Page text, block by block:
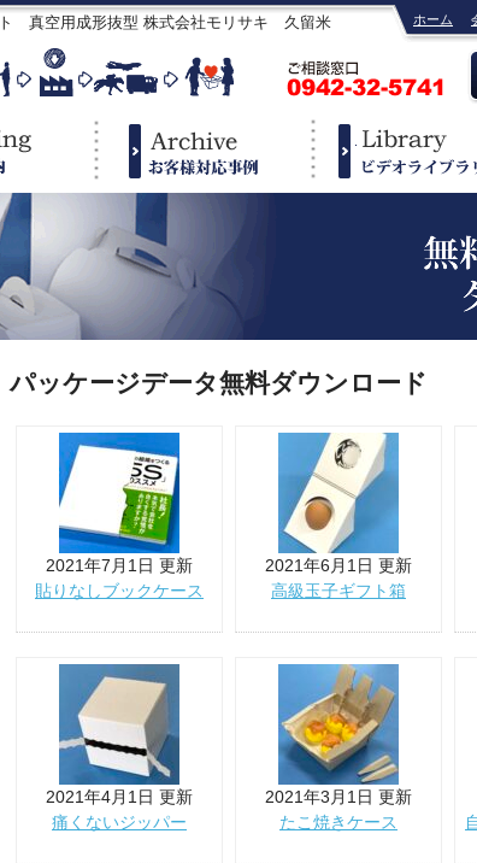
ト 真空用成形抜型 株式会社モリサキ 久留米 ホーム
パッケージデータ無料ダウンロード
2021年7月1日 更新
貼りなしブックケース
2021年6月1日 更新
高級玉子ギフト箱
2021年4月1日 更新
痛くないジッパー
2021年3月1日 更新
たこ焼きケース